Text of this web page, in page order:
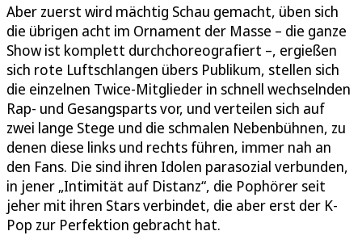
Aber zuerst wird mächtig Schau gemacht, üben sich
die übrigen acht im Ornament der Masse – die ganze
Show ist komplett durchchoreografiert –, ergießen
sich rote Luftschlangen übers Publikum, stellen sich
die einzelnen Twice-Mitglieder in schnell wechselnden
Rap- und Gesangsparts vor, und verteilen sich auf
zwei lange Stege und die schmalen Nebenbühnen, zu
denen diese links und rechts führen, immer nah an
den Fans. Die sind ihren Idolen parasozial verbunden,
in jener „Intimität auf Distanz“, die Pophörer seit
jeher mit ihren Stars verbindet, die aber erst der K-
Pop zur Perfektion gebracht hat.